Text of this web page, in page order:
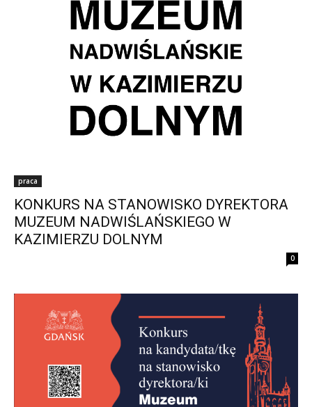
praca
KONKURS NA STANOWISKO DYREKTORA
MUZEUM NADWIŚLAŃSKIEGO W
KAZIMIERZU DOLNYM
0